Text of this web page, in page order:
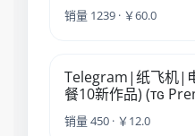
销量 1239 · ￥60.0
Telegram|纸飞机|
餐10新作品) (ᴛɢ
销量 450 · ￥12.0